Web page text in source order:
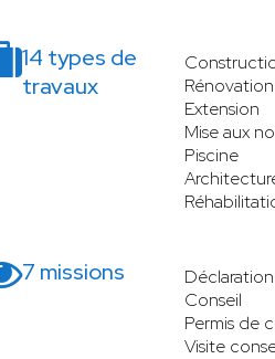
14 types de
travaux
Extension
Mise aux
Piscine
7 missions
Conseil
Permis de
Visite